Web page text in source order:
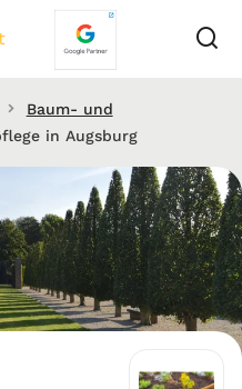
Baum- und
in Augsburg